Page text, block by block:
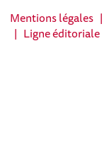
Mentions légales |
| Ligne éditoriale